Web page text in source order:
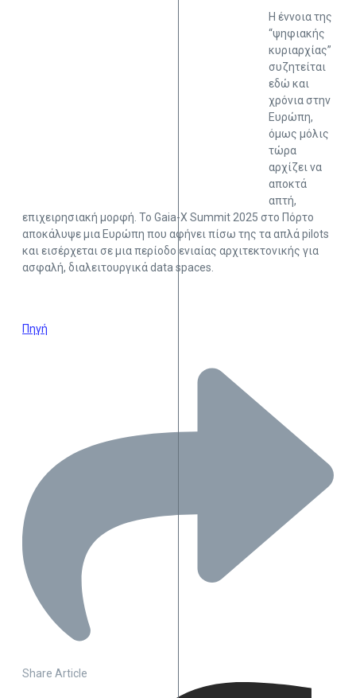
Η έννοια της
“ψηφιακής
κυριαρχίας”
συζητείται
εδώ και
χρόνια στην
Ευρώπη,
όμως μόλις
τώρα
αρχίζει να
αποκτά
απτή,
επιχειρησιακή μορφή. Το Gaia-X Summit 2025 στο Πόρτο
αποκάλυψε μια Ευρώπη που αφήνει πίσω της τα απλά pilots
και εισέρχεται σε μια περίοδο ενιαίας αρχιτεκτονικής για
ασφαλή, διαλειτουργικά data spaces.
Πηγή
Share Article